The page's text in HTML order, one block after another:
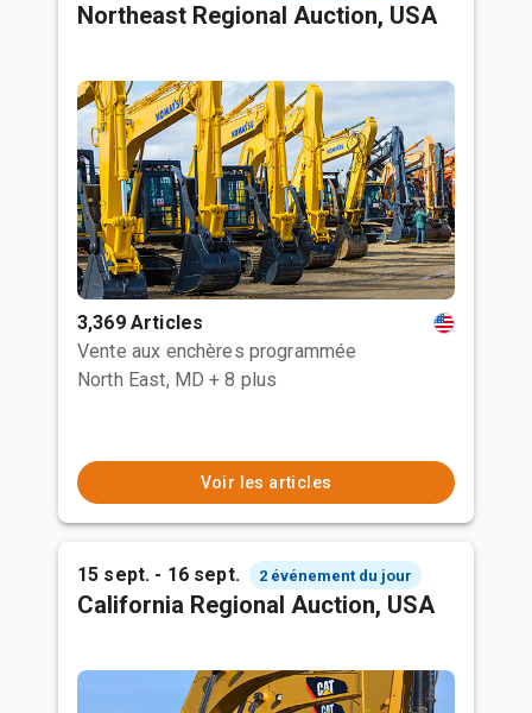
Northeast Regional Auction, USA
3,369 Articles
Vente aux enchères programmée
North East, MD + 8 plus
Voir les articles
15 sept. - 16 sept. 2 événement du jour
California Regional Auction, USA